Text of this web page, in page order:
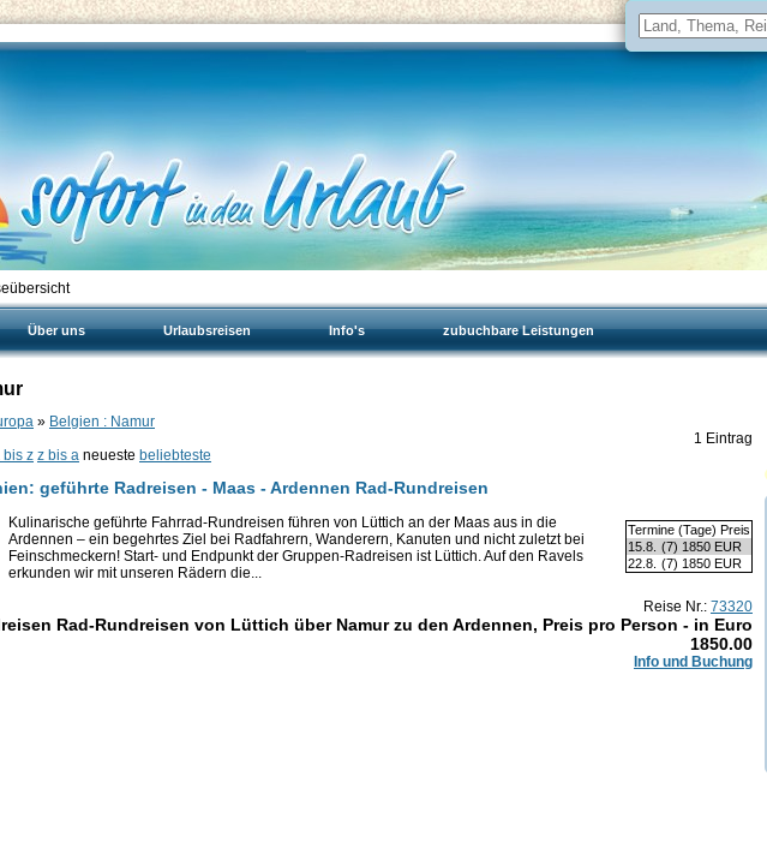
Über uns Urlaubsreisen Info's zubuchbare Leistungen
» Belgien : Namur
1 Eintrag
bis z z bis a neueste beliebteste
geführte Radreisen - Maas - Ardennen Rad-Rundreisen
Termine (Tage) Preis
15.8. (7) 1850 EUR
22.8. (7) 1850 EUR
Kulinarische geführte Fahrrad-Rundreisen führen von Lüttich an der Maas aus in die
Ardennen – ein begehrtes Ziel bei Radfahrern, Wanderern, Kanuten und nicht zuletzt bei
Feinschmeckern! Start- und Endpunkt der Gruppen-Radreisen ist Lüttich. Auf den Ravels
erkunden wir mit unseren Rädern die...
Reise Nr.: 73320
Rad-Rundreisen von Lüttich über Namur zu den Ardennen, Preis pro Person - in Euro
1850.00
Info und Buchung